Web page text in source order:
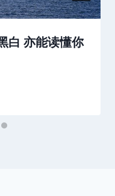
白 亦能读懂你